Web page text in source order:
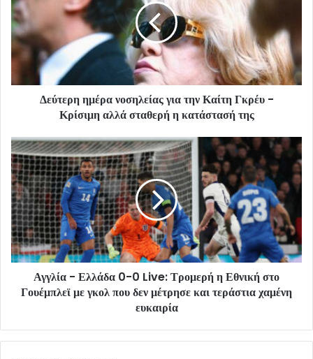
Δεύτερη ημέρα νοσηλείας για την Καίτη Γκρέυ -
Κρίσιμη αλλά σταθερή η κατάστασή της
Αγγλία - Ελλάδα 0-0 Live: Τρομερή η Εθνική στο
Γουέμπλεϊ με γκολ που δεν μέτρησε και τεράστια χαμένη
ευκαιρία